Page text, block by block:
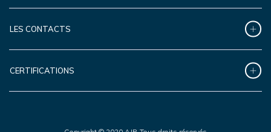
LES CONTACTS
CERTIFICATIONS